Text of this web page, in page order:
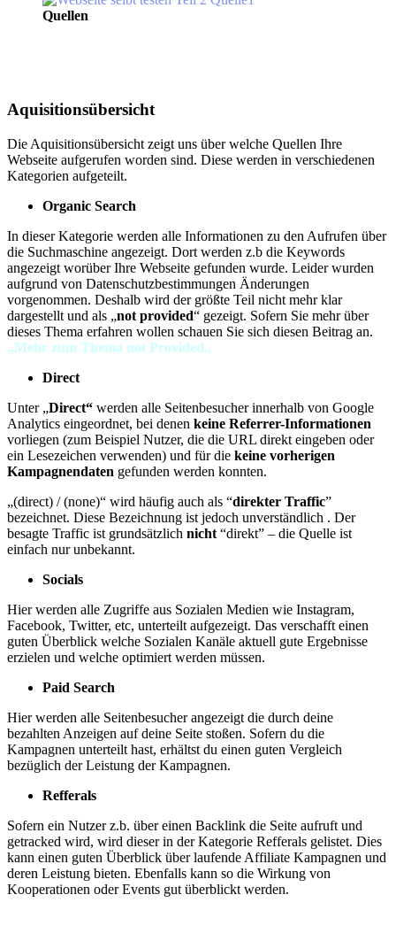
Quellen
Aquisitionsübersicht
Die Aquisitionsübersicht zeigt uns über welche Quellen Ihre
Webseite aufgerufen worden sind. Diese werden in verschiedenen
Kategorien aufgeteilt.
Organic Search
In dieser Kategorie werden alle Informationen zu den Aufrufen über
die Suchmaschine angezeigt. Dort werden z.b die Keywords
angezeigt worüber Ihre Webseite gefunden wurde. Leider wurden
aufgrund von Datenschutzbestimmungen Änderungen
vorgenommen. Deshalb wird der größte Teil nicht mehr klar
dargestellt und als „not provided“ gezeigt. Sofern Sie mehr über
dieses Thema erfahren wollen schauen Sie sich diesen Beitrag an.
„Mehr zum Thema not Provided„
Direct
Unter „Direct“ werden alle Seitenbesucher innerhalb von Google
Analytics eingeordnet, bei denen keine Referrer-Informationen
vorliegen (zum Beispiel Nutzer, die die URL direkt eingeben oder
ein Lesezeichen verwenden) und für die keine vorherigen
Kampagnendaten gefunden werden konnten.
„(direct) / (none)“ wird häufig auch als “direkter Traffic”
bezeichnet. Diese Bezeichnung ist jedoch unverständlich . Der
besagte Traffic ist grundsätzlich nicht “direkt” – die Quelle ist
einfach nur unbekannt.
Socials
Hier werden alle Zugriffe aus Sozialen Medien wie Instagram,
Facebook, Twitter, etc, unterteilt aufgezeigt. Das verschafft einen
guten Überblick welche Sozialen Kanäle aktuell gute Ergebnisse
erzielen und welche optimiert werden müssen.
Paid Search
Hier werden alle Seitenbesucher angezeigt die durch deine
bezahlten Anzeigen auf deine Seite stoßen. Sofern du die
Kampagnen unterteilt hast, erhältst du einen guten Vergleich
bezüglich der Leistung der Kampagnen.
Refferals
Sofern ein Nutzer z.b. über einen Backlink die Seite aufruft und
getracked wird, wird dieser in der Kategorie Refferals gelistet. Dies
kann einen guten Überblick über laufende Affiliate Kampagnen und
deren Leistung bieten. Ebenfalls kann so die Wirkung von
Kooperationen oder Events gut überblickt werden.